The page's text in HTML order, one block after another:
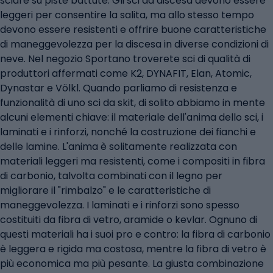
leggeri per consentire la salita, ma allo stesso tempo
devono essere resistenti e offrire buone caratteristiche
di maneggevolezza per la discesa in diverse condizioni di
neve. Nel negozio Sportano troverete sci di qualità di
produttori affermati come K2, DYNAFIT, Elan, Atomic,
Dynastar e Völkl. Quando parliamo di resistenza e
funzionalità di uno sci da skit, di solito abbiamo in mente
alcuni elementi chiave: il materiale dell'anima dello sci, i
laminati e i rinforzi, nonché la costruzione dei fianchi e
delle lamine. L'anima è solitamente realizzata con
materiali leggeri ma resistenti, come i compositi in fibra
di carbonio, talvolta combinati con il legno per
migliorare il "rimbalzo" e le caratteristiche di
maneggevolezza. I laminati e i rinforzi sono spesso
costituiti da fibra di vetro, aramide o kevlar. Ognuno di
questi materiali ha i suoi pro e contro: la fibra di carbonio
è leggera e rigida ma costosa, mentre la fibra di vetro è
più economica ma più pesante. La giusta combinazione